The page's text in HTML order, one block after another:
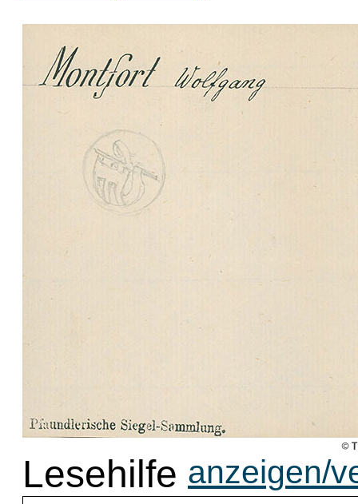
Lesehilfe anzeigen/